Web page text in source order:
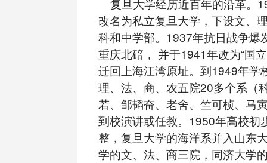
复旦大学经历近百年的沿革。
改名为私立复旦大学，下设文、
科和中学部。1937年抗日战争爆
重庆北碚， 并于1941年改为“国
迁回上海江湾原址。到1949年学
理、法、商、农五院20多个系（
若、邹韬奋、老舍、竺可桢、马
到校演讲或任教。1950年高校初
整，复旦大学的海洋系并入山东
学的文、法、商三院，同济大学